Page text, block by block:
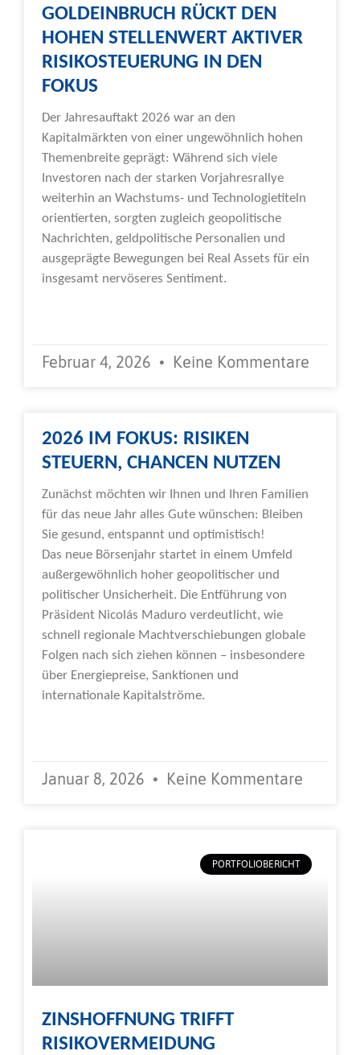
GOLDEINBRUCH RÜCKT DEN
HOHEN STELLENWERT AKTIVER
RISIKOSTEUERUNG IN DEN
FOKUS
Der Jahresauftakt 2026 war an den
Kapitalmärkten von einer ungewöhnlich hohen
Themenbreite geprägt: Während sich viele
Investoren nach der starken Vorjahresrallye
weiterhin an Wachstums- und Technologietiteln
orientierten, sorgten zugleich geopolitische
Nachrichten, geldpolitische Personalien und
ausgeprägte Bewegungen bei Real Assets für ein
insgesamt nervöseres Sentiment.
Februar 4, 2026 Keine Kommentare
2026 IM FOKUS: RISIKEN
STEUERN, CHANCEN NUTZEN
Zunächst möchten wir Ihnen und Ihren Familien
für das neue Jahr alles Gute wünschen: Bleiben
Sie gesund, entspannt und optimistisch!
Das neue Börsenjahr startet in einem Umfeld
außergewöhnlich hoher geopolitischer und
politischer Unsicherheit. Die Entführung von
Präsident Nicolás Maduro verdeutlicht, wie
schnell regionale Machtverschiebungen globale
Folgen nach sich ziehen können – insbesondere
über Energiepreise, Sanktionen und
internationale Kapitalströme.
Januar 8, 2026 Keine Kommentare
PORTFOLIOBERICHT
ZINSHOFFNUNG TRIFFT
RISIKOVERMEIDUNG